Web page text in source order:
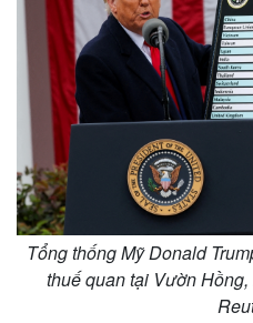
Tổng thống Mỹ Donald
thuế quan tại Vườn